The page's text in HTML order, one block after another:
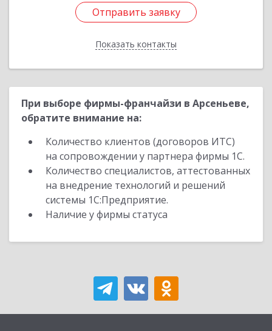
Отправить заявку
Показать контакты
Отправить заявку
Назад
При выборе фирмы-франчайзи в Арсеньеве,
обратите внимание на:
Количество клиентов (договоров ИТС)
на сопровождении у партнера фирмы 1С.
Количество специалистов, аттестованных
на внедрение технологий и решений
системы 1С:Предприятие.
Наличие у фирмы статуса